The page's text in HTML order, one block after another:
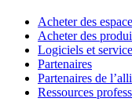
Acheter des
Acheter des
Logiciels et
Partenaires
Partenaires de
Ressources